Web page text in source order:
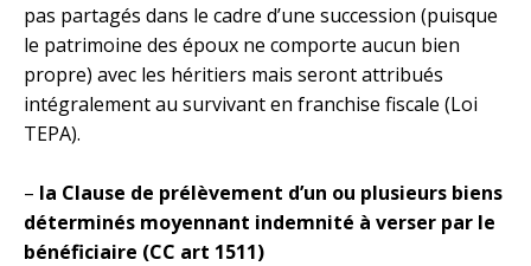
pas partagés dans le cadre d’une succession (puisque
le patrimoine des époux ne comporte aucun bien
propre) avec les héritiers mais seront attribués
intégralement au survivant en franchise fiscale (Loi
TEPA).
– la Clause de prélèvement d’un ou plusieurs biens
déterminés moyennant indemnité à verser par le
bénéficiaire (CC art 1511)